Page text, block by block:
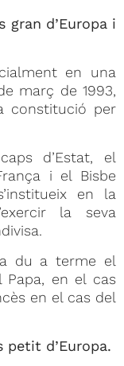
gran d’Europa i
en una
març de 1993,
constitució per
d’Estat, el
i el Bisbe
en la
la seva
du a terme el
Papa, en el cas
en el cas del
d’Europa.